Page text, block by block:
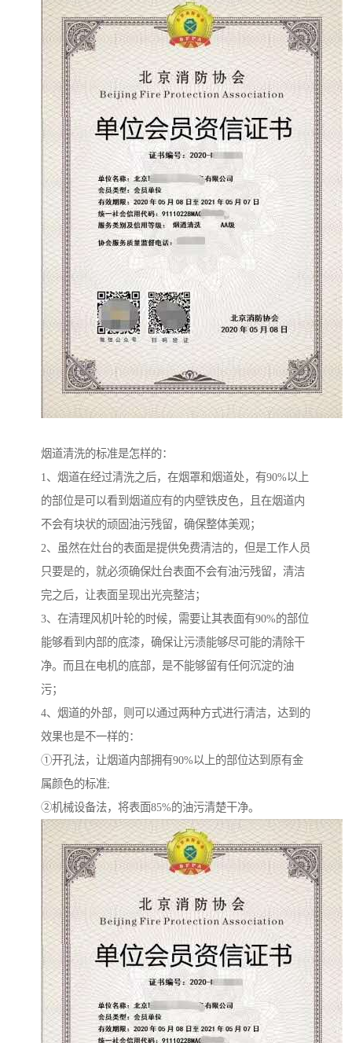
烟道清洗的标准是怎样的：
1、烟道在经过清洗之后，在烟罩和烟道处，有90%以上
的部位是可以看到烟道应有的内壁铁皮色，且在烟道内
不会有块状的顽固油污残留，确保整体美观；
2、虽然在灶台的表面是提供免费清洁的，但是工作人员
只要是的，就必须确保灶台表面不会有油污残留，清洁
完之后，让表面呈现出光亮整洁；
3、在清理风机叶轮的时候，需要让其表面有90%的部位
能够看到内部的底漆，确保让污渍能够尽可能的清除干
净。而且在电机的底部，是不能够留有任何沉淀的油
污；
4、烟道的外部，则可以通过两种方式进行清洁，达到的
效果也是不一样的：
①开孔法，让烟道内部拥有90%以上的部位达到原有金
属颜色的标准;
②机械设备法，将表面85%的油污清楚干净。